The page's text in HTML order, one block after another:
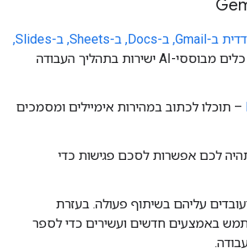
גישה ל-Gemini דרך החלונית הצדדית ב-Gmail, ב-Docs, ב-Sheets, ב-Slides,
– תוכלו לשלב כלים מבוססי-AI ישירות בתהליך העבודה
– תוכלו לכתוב במהירות אימיילים ומסמכים
לכם אפשרות לסכם פגישות כדי
עליהם בשיתוף פעולה. בעזרת
באמצעים חדשים ועשירים כדי לספר